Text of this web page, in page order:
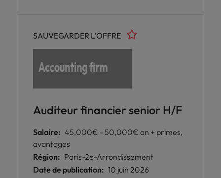
Auditeur financier senior H/F
SAUVEGARDER L'OFFRE
Salaire: 45,000€ - 50,000€ an + primes,
avantages
Région: Paris-2e-Arrondissement
Date de publication: 10 juin 2026